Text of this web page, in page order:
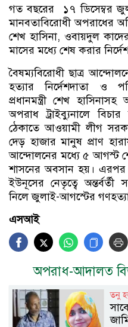
গত বছরের ১৭ ডিসেম্বর
মানবতাবিরোধী অপরাধের
শেখ হাসিনা, ওবায়দুল
মাসের মধ্যে শেষ করার
বৈষম্যবিরোধী ছাত্র
হত্যার নির্দেশদাতা ও
প্রধানমন্ত্রী শেখ
অপরাধ ট্রাইব্যুনালে
ঠেকাতে আওয়ামী লীগ
দেড় হাজার মানুষ প্রাণ
আন্দোলনের মধ্যে ৫ আগস্ট
শাসনের অবসান হয়। এরপর
ইউনূসের নেতৃত্বে অন্তর্বর্তী
নিলে জুলাই-আগস্টের
এসআই
অপরাধ-আদালত
তনু